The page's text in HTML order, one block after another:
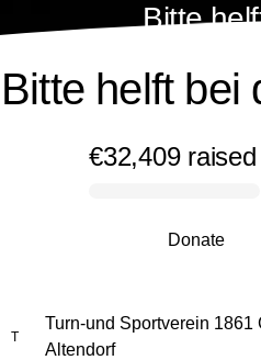
Bitte
€32,409 raised
Donate
Bitte helft bei
T
Turn-und Sportverein 1861
Altendorf